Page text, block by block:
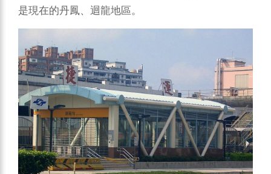
是現在的丹鳳、迴龍地區。